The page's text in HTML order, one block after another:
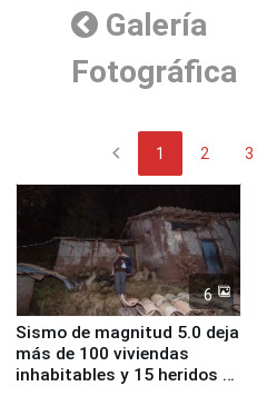
Galería
Fotográfica
chevron_left 1 2 3
6
Sismo de magnitud 5.0 deja
más de 100 viviendas
inhabitables y 15 heridos en